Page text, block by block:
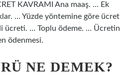
KAVRAMI Ana maaş. … Ek
… Yüzde yöntemine göre ücret
ücreti. … Toplu ödeme. … Ücretin
ödenmesi.
NE DEMEK?